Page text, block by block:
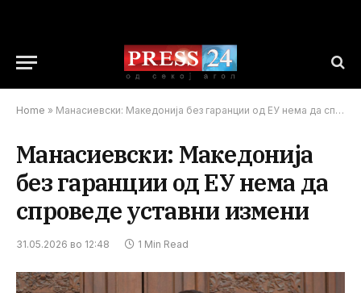
Home » Манасиевски: Македонија без гаранции од ЕУ нема да спроведе уставни измени
Манасиевски: Македонија
без гаранции од ЕУ нема да
спроведе уставни измени
31.05.2026 во 12:48 1 Min Read